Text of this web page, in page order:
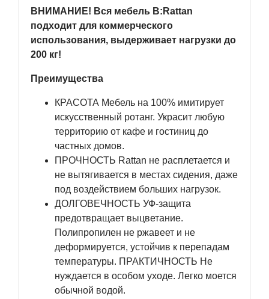
ВНИМАНИЕ! Вся мебель B:Rattan
подходит для коммерческого
использования, выдерживает нагрузки до
200 кг!
Преимущества
КРАСОТА Мебель на 100% имитирует
искусственный ротанг. Украсит любую
территорию от кафе и гостиниц до
частных домов.
ПРОЧНОСТЬ Rattan не расплетается и
не вытягивается в местах сидения, даже
под воздействием больших нагрузок.
ДОЛГОВЕЧНОСТЬ УФ-защита
предотвращает выцветание.
Полипропилен не ржавеет и не
деформируется, устойчив к перепадам
температуры. ПРАКТИЧНОСТЬ Не
нуждается в особом уходе. Легко моется
обычной водой.